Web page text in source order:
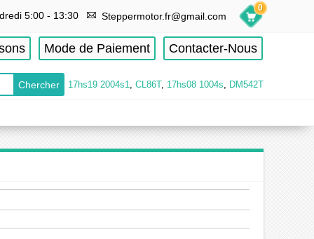
5:00 - 13:30 Steppermotor.fr@gmail.com
0
Mode de Paiement Contacter-Nous
17hs19 2004s1, CL86T, 17hs08 1004s, DM542T